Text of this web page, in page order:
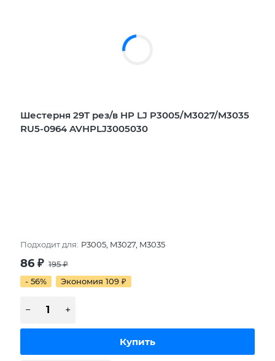
Шестерня 29Т рез/в HP LJ P3005/M3027/M3035
RU5-0964 AVHPLJ3005030
Подходит для: P3005, M3027, M3035
86 ₽ 195₽
- 56%
Экономия 109 ₽